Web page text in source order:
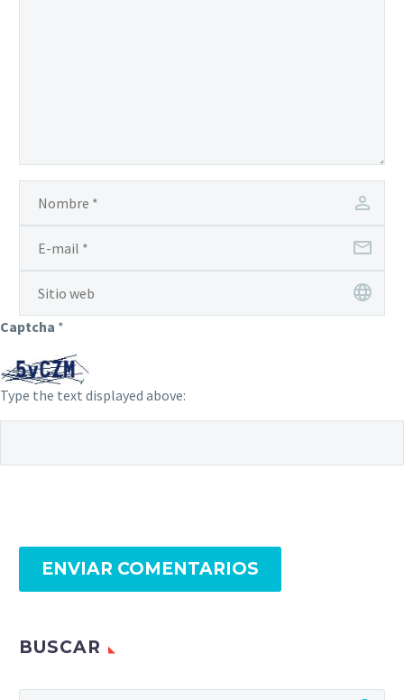
Captcha *
Type the text displayed above:
ENVIAR COMENTARIOS
BUSCAR